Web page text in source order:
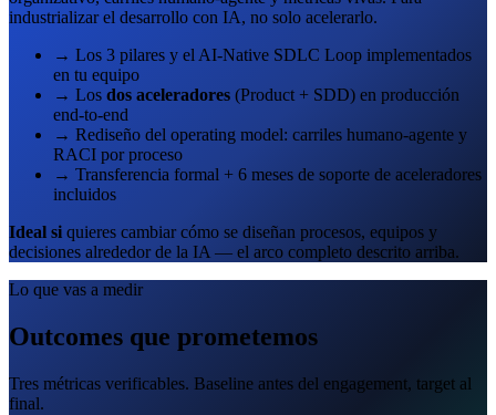
industrializar el desarrollo con IA, no solo acelerarlo.
→ Los 3 pilares y el AI-Native SDLC Loop implementados
en tu equipo
→ Los dos aceleradores (Product + SDD) en producción
end-to-end
→ Rediseño del operating model: carriles humano-agente y
RACI por proceso
→ Transferencia formal + 6 meses de soporte de aceleradores
incluidos
Ideal si quieres cambiar cómo se diseñan procesos, equipos y
decisiones alrededor de la IA — el arco completo descrito arriba.
Lo que vas a medir
Outcomes que prometemos
Tres métricas verificables. Baseline antes del engagement, target al
final.